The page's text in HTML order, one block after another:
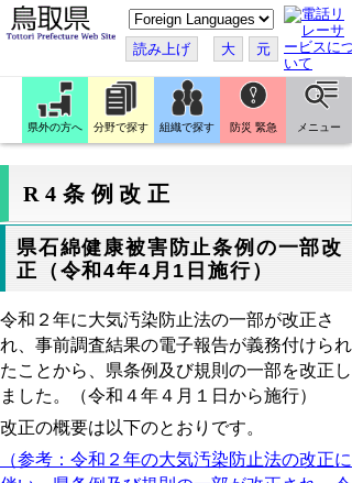
こ
の
ペ
ー
ジ
翻
訳
す
読み上げ 大 元
県外の方へ 分野で探す 組織で探す 防災 緊急 メニュー
R4条例改正
県石綿健康被害防止条例の一部改
正（令和4年4月1日施行）
令和２年に大気汚染防止法の一部が改正さ
れ、事前調査結果の電子報告が義務付けられ
たことから、県条例及び規則の一部を改正し
ました。（令和４年４月１日から施行）
改正の概要は以下のとおりです。
（参考：令和２年の大気汚染防止法の改正に